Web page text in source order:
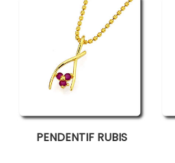
PENDENTIF RUBIS